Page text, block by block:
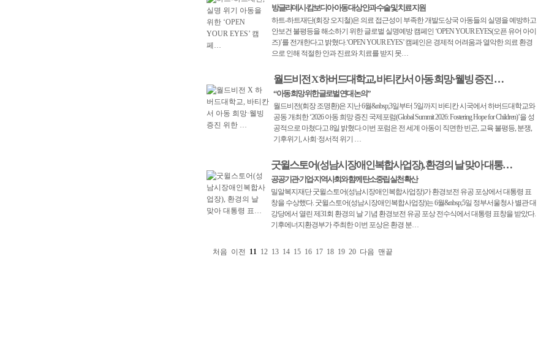
방글라데시·캄보디아 아동 대상 안과 수술 및 치료 지원
하트-하트재단(회장 오지철)은 의료 접근성이 부족한 개발도상국 아동들의 실명을 예방하고
안보건 불평등을 해소하기 위한 글로벌 실명예방 캠페인 ‘OPEN YOUR EYES(오픈 유어 아이
즈)’를 전개한다고 밝혔다.‘OPEN YOUR EYES’ 캠페인은 경제적 어려움과 열악한 의료 환경
으로 인해 적절한 안과 진료와 치료를 받지 못…
월드비전 X 하버드대학교, 바티칸서 아동 희망·웰빙 증진 …
“아동 희망 위한 글로벌 연대 논의”
월드비전(회장 조명환)은 지난 6월&nbsp;3일부터 5일까지 바티칸 시국에서 하버드대학교와
공동 개최한 ‘2026 아동 희망 증진 국제포럼(Global Summit 2026: Fostering Hope for Children)’을 성
공적으로 마쳤다고 8일 밝혔다.이번 포럼은 전 세계 아동이 직면한 빈곤, 교육 불평등, 분쟁,
기후위기, 사회·정서적 위기 …
굿윌스토어(성남시장애인복합사업장), 환경의 날 맞아 대통…
공공기관·기업·지역사회와 함께 탄소중립 실천 확산
밀알복지재단 굿윌스토어(성남시장애인복합사업장)가 환경보전 유공 포상에서 대통령 표
창을 수상했다. 굿윌스토어(성남시장애인복합사업장)는 6월&nbsp;5일 정부서울청사 별관 대
강당에서 열린 제31회 환경의 날 기념 환경보전 유공 포상 전수식에서 대통령 표창을 받았다.
기후에너지환경부가 주최한 이번 포상은 환경 분…
처음 이전 11 12 13 14 15 16 17 18 19 20 다음 맨끝